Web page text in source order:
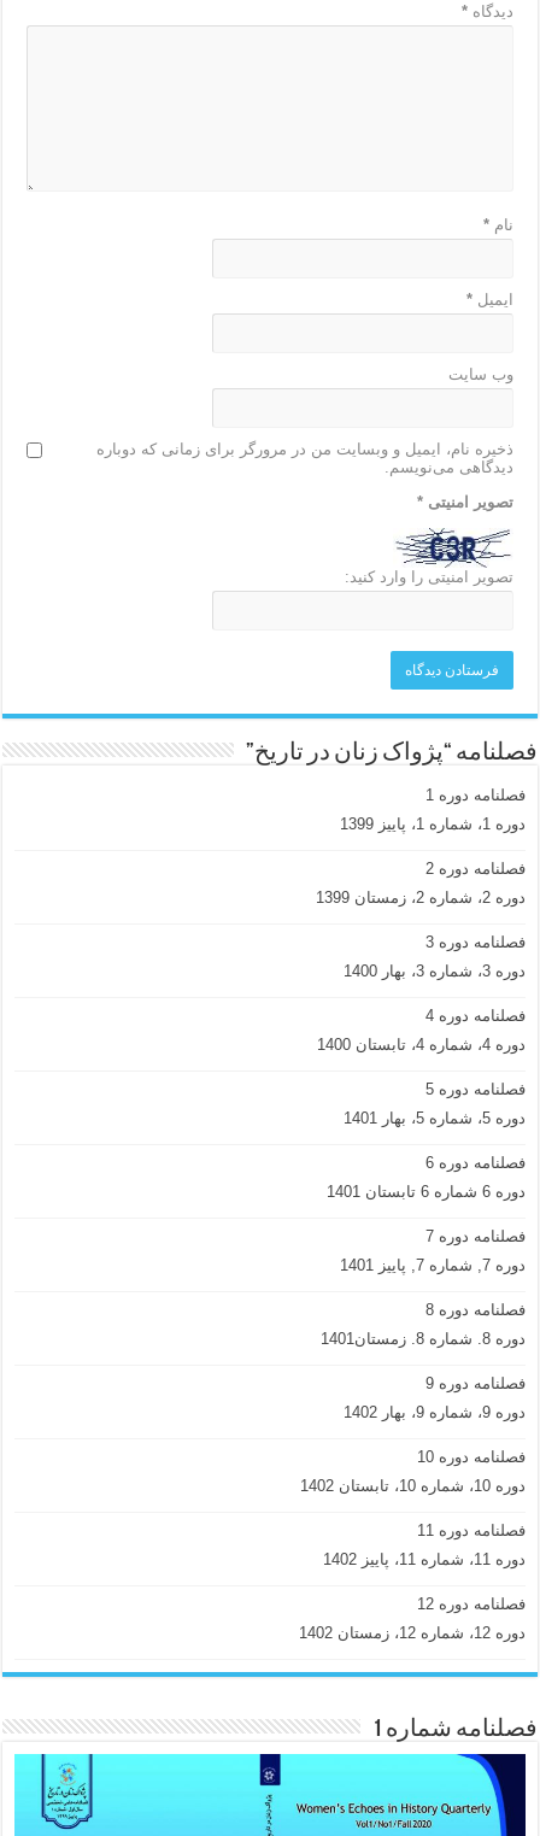
دیدگاه*
نام*
ایمیل*
وب‌ سایت
ذخیره نام، ایمیل و وبسایت من در مرورگر برای زمانی که دوباره
دیدگاهی می‌نویسم.
تصویر امنیتی*
تصویر امنیتی را وارد کنید:
فصلنامه “پژواک زنان در تاریخ”
فصلنامه دوره 1
دوره 1، شماره 1، پاییز 1399
فصلنامه دوره 2
دوره 2، شماره 2، زمستان 1399
فصلنامه دوره 3
دوره 3، شماره 3، بهار 1400
فصلنامه دوره 4
دوره 4، شماره 4، تابستان 1400
فصلنامه دوره 5
دوره 5، شماره 5، بهار 1401
فصلنامه دوره 6
دوره 6 شماره 6 تابستان 1401
فصلنامه دوره 7
دوره 7, شماره 7, پاییز 1401
فصلنامه دوره 8
دوره 8. شماره 8. زمستان1401
فصلنامه دوره 9
دوره 9، شماره 9، بهار 1402
فصلنامه دوره 10
دوره 10، شماره 10، تابستان 1402
فصلنامه دوره 11
دوره 11، شماره 11، پاییز 1402
فصلنامه دوره 12
دوره 12، شماره 12، زمستان 1402
فصلنامه شماره 1